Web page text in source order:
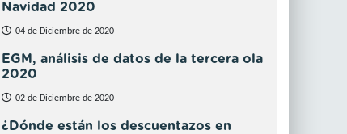
Navidad 2020
04 de Diciembre de 2020
EGM, análisis de datos de la tercera ola
2020
02 de Diciembre de 2020
¿Dónde están los descuentazos en